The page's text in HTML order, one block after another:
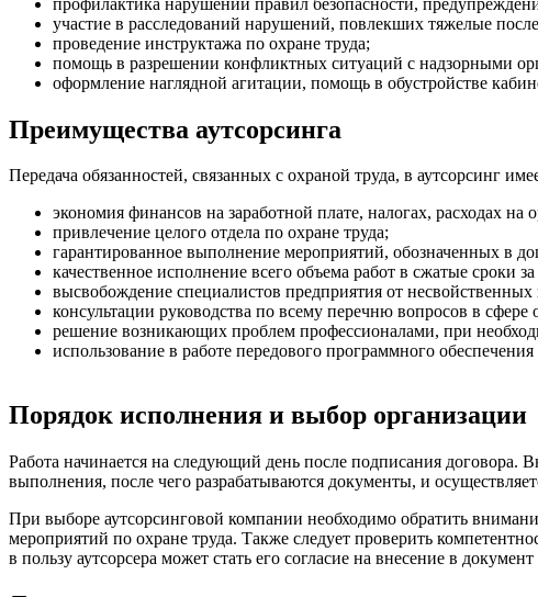
участие в расследований нарушений, повлекших тяжелые
проведение инструктажа по охране труда;
помощь в разрешении конфликтных ситуаций с надзорными
оформление наглядной агитации, помощь в обустройстве
Преимущества аутсорсинга
Передача обязанностей, связанных с охраной труда, в аутсорсинг
экономия финансов на заработной плате, налогах, расходах
привлечение целого отдела по охране труда;
гарантированное выполнение мероприятий, обозначенных в
качественное исполнение всего объема работ в сжатые
высвобождение специалистов предприятия от
консультации руководства по всему перечню вопросов в сфере
решение возникающих проблем профессионалами, при
использование в работе передового программного
Порядок исполнения и выбор организации
Работа начинается на следующий день после подписания договора.
выполнения, после чего разрабатываются документы, и
При выборе аутсорсинговой компании необходимо обратить
мероприятий по охране труда. Также следует проверить
в пользу аутсорсера может стать его согласие на внесение в